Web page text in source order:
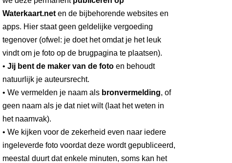
Waterkaart.net en de bijbehorende websites en
apps. Hier staat geen geldelijke vergoeding
tegenover (ofwel: je doet het omdat je het leuk
vindt om je foto op de brugpagina te plaatsen).
• Jij bent de maker van de foto en behoudt
natuurlijk je auteursrecht.
• We vermelden je naam als bronvermelding, of
geen naam als je dat niet wilt (laat het weten in
het naamvak).
• We kijken voor de zekerheid even naar iedere
ingeleverde foto voordat deze wordt gepubliceerd,
meestal duurt dat enkele minuten, soms kan het